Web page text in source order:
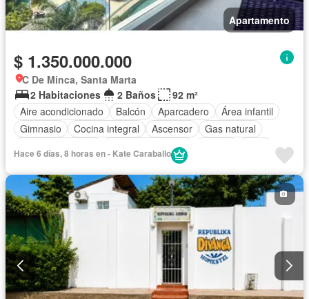
Apartamento
$ 1.350.000.000
C De Minca, Santa Marta
2 Habitaciones
2 Baños
92 m²
Aire acondicionado
Balcón Aparcadero
Área infantil
Gimnasio
Cocina integral Ascensor
Gas natural
Seguridad privada
Hace 6 días, 8 horas en - Kate Caraballo